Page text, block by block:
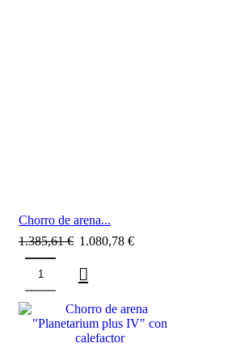
Chorro de arena...
1.385,61€ 1.080,78 €